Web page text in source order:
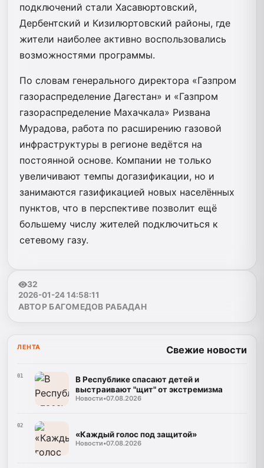
подключений стали Хасавюртовский,
Дербентский и Кизилюртовский районы, где
жители наиболее активно воспользовались
возможностями программы.
По словам генерального директора «Газпром
газораспределение Дагестан» и «Газпром
газораспределение Махачкала» Ризвана
Мурадова, работа по расширению газовой
инфраструктуры в регионе ведётся на
постоянной основе. Компании не только
увеличивают темпы догазификации, но и
занимаются газификацией новых населённых
пунктов, что в перспективе позволит ещё
большему числу жителей подключиться к
сетевому газу.
32
2026-01-24 14:58:11
АВТОР БАГОМЕДОВ РАБАДАН
ЛЕНТА Свежие новости
01
В Республике спасают детей и
выстраивают "щит" от экстремизма
Новости•07.08.2026
02
«Каждый голос под защитой»
Новости•07.08.2026